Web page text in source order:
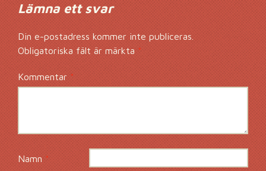
Lämna ett svar
Din e-postadress kommer inte publiceras.
Obligatoriska fält är märkta *
Kommentar*
Namn*